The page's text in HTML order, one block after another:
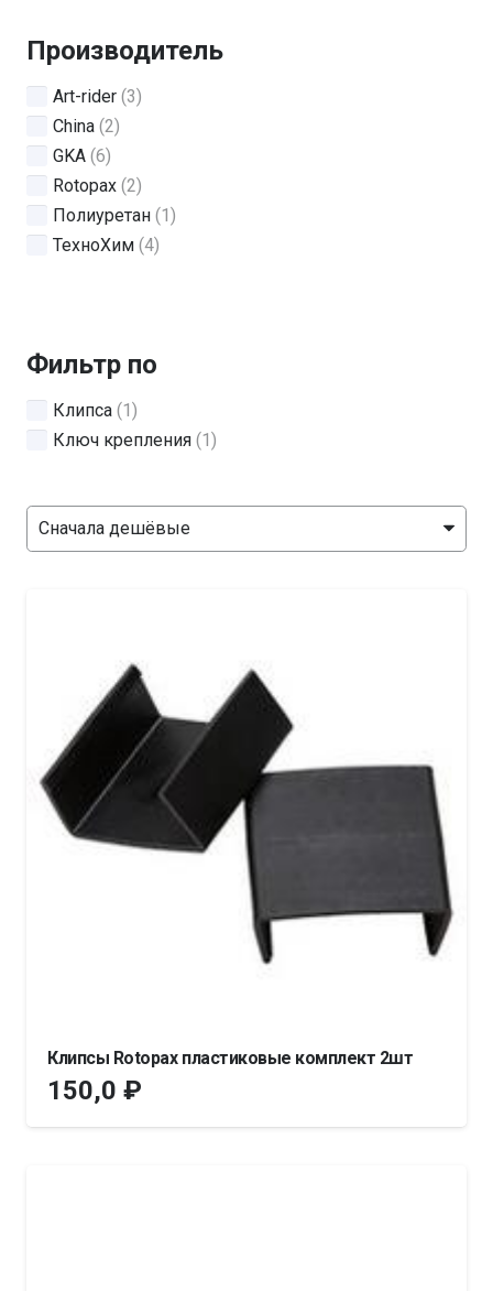
Производитель
Art-rider (3)
China (2)
GKA (6)
Rotopax (2)
Полиуретан (1)
ТехноХим (4)
Фильтр по
Клипса (1)
Ключ крепления (1)
Клипсы Rotopax пластиковые комплект 2шт
150,0₽